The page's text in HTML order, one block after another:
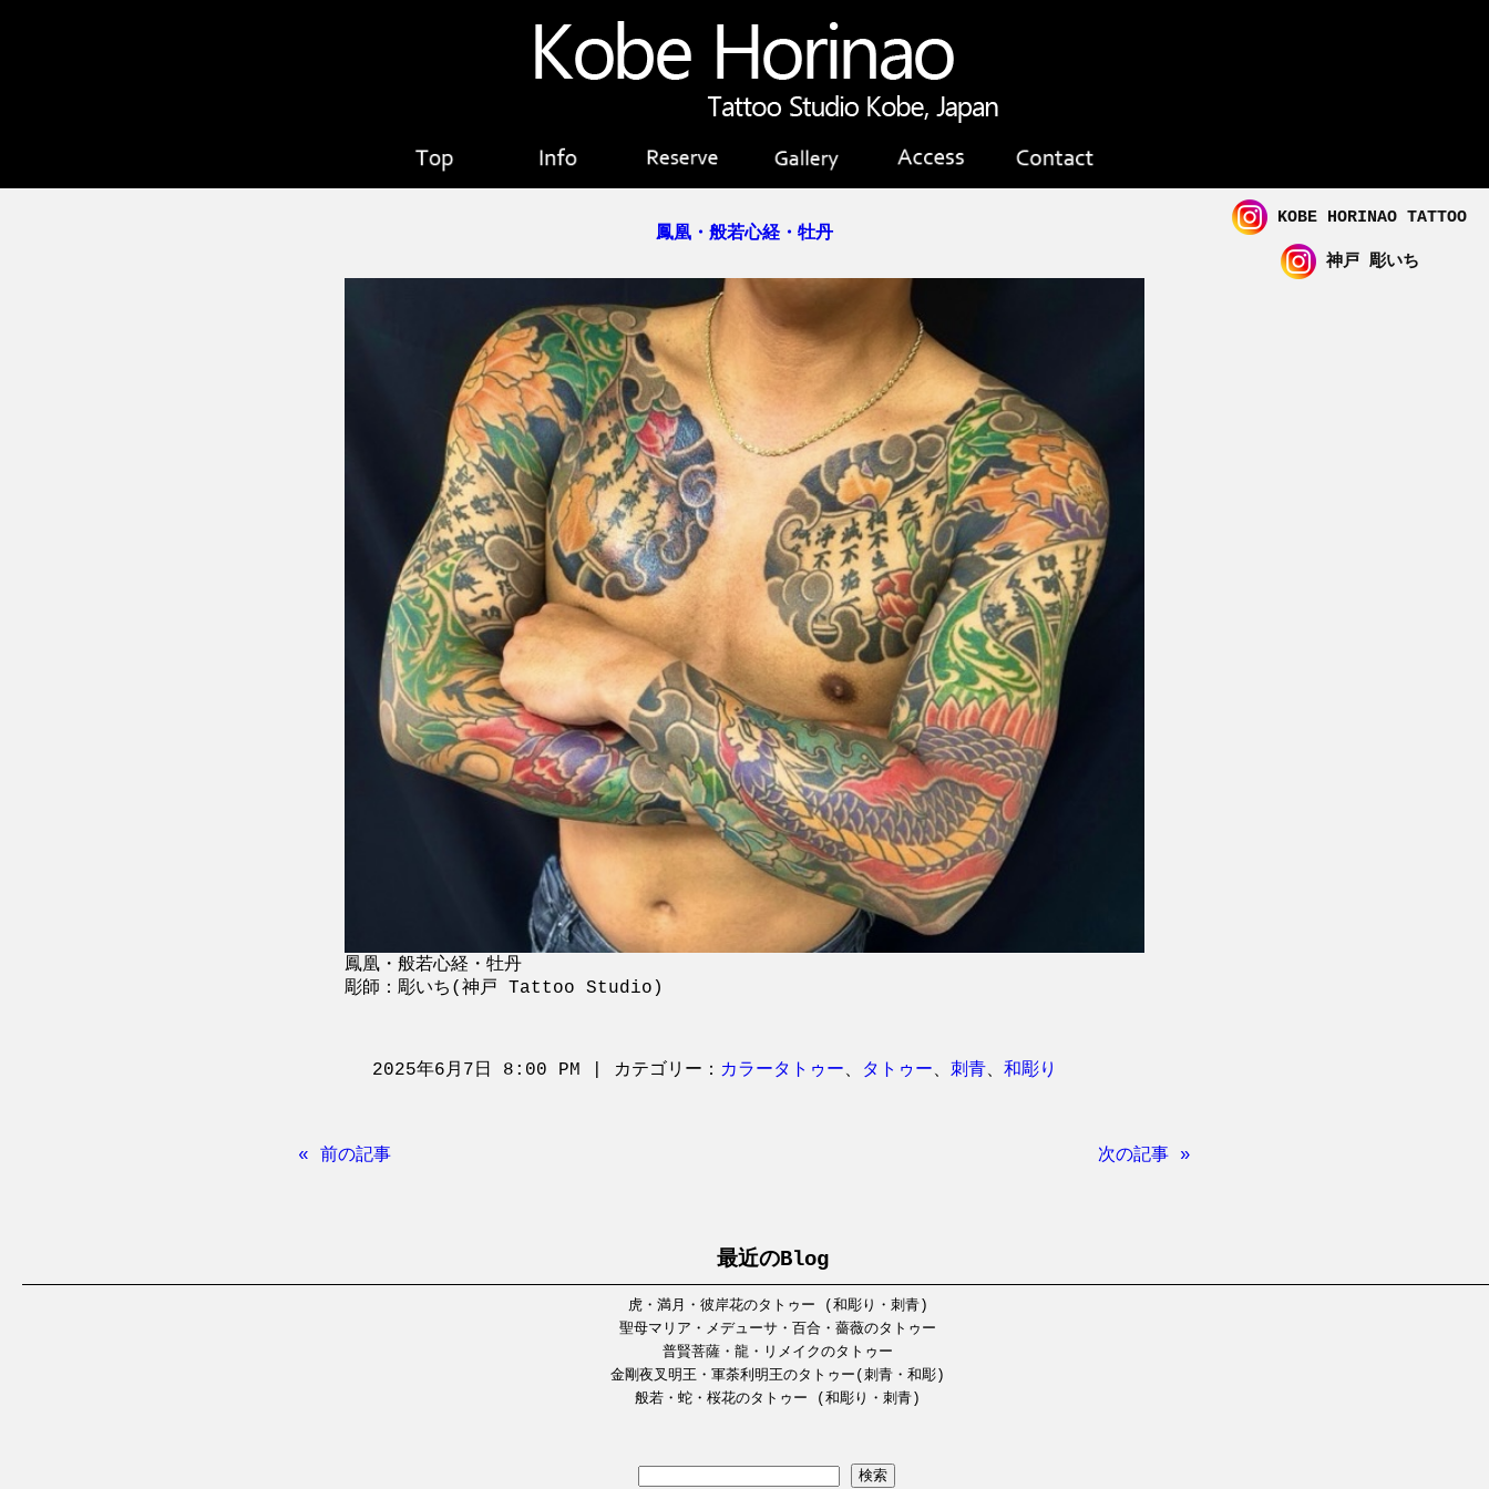
KOBE HORINAO TATTOO
神戸 彫いち
鳳凰・般若心経・牡丹
鳳凰・般若心経・牡丹
彫師：彫いち(神戸 Tattoo Studio)
2025年6月7日 8:00 PM | カテゴリー： カラータトゥー、 タトゥー、 刺青、 和彫り
« 前の記事 次の記事 »
最近のBlog
虎・満月・彼岸花のタトゥー (和彫り・刺青)
聖母マリア・メデューサ・百合・薔薇のタトゥー
普賢菩薩・龍・リメイクのタトゥー
金剛夜叉明王・軍荼利明王のタトゥー(刺青・和彫)
般若・蛇・桜花のタトゥー (和彫り・刺青)